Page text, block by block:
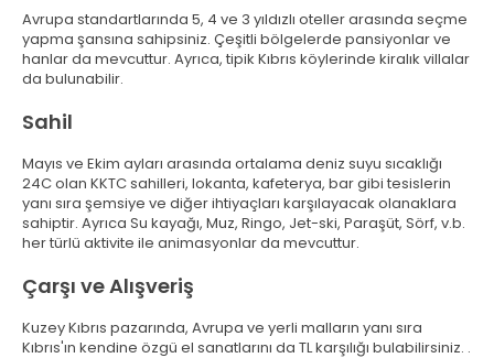
Avrupa standartlarında 5, 4 ve 3 yıldızlı oteller arasında seçme
yapma şansına sahipsiniz. Çeşitli bölgelerde pansiyonlar ve
hanlar da mevcuttur. Ayrıca, tipik Kıbrıs köylerinde kiralık villalar
da bulunabilir.
Sahil
Mayıs ve Ekim ayları arasında ortalama deniz suyu sıcaklığı
24C olan KKTC sahilleri, lokanta, kafeterya, bar gibi tesislerin
yanı sıra şemsiye ve diğer ihtiyaçları karşılayacak olanaklara
sahiptir. Ayrıca Su kayağı, Muz, Ringo, Jet-ski, Paraşüt, Sörf, v.b.
her türlü aktivite ile animasyonlar da mevcuttur.
Çarşı ve Alışveriş
Kuzey Kıbrıs pazarında, Avrupa ve yerli malların yanı sıra
Kıbrıs'ın kendine özgü el sanatlarını da TL karşılığı bulabilirsiniz. .